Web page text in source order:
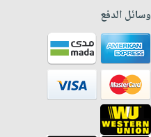
وسائل الدفع